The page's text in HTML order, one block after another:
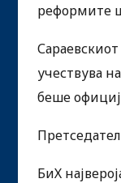
реформите
учествува
беше
БиХ